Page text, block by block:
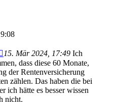
15. Mär 2024, 17:49 Ich
dass diese 60 Monate,
der Rentenversicherung
zählen. Das haben die bei
ich hätte es besser wissen
nicht.